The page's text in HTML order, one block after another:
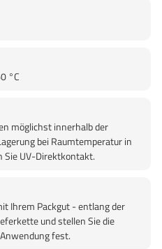
°C
möglichst innerhalb der
bei Raumtemperatur in
Sie UV-Direktkontakt.
Ihrem Packgut - entlang der
und stellen Sie die
fest.